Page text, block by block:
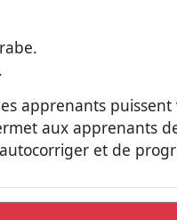
apprenants
aux apprenants
et de